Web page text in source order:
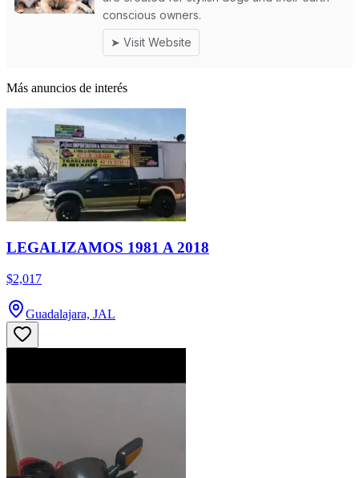
Más anuncios de interés
LEGALIZAMOS 1981 A 2018
$2,017
Guadalajara, JAL